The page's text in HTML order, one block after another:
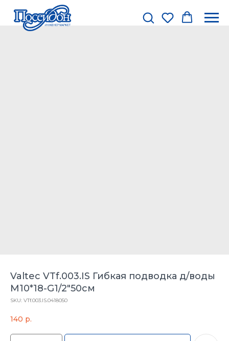
Valtec VTf.003.IS Гибкая подводка д/воды
М10*18-G1/2"50см
SKU: VTf.003.IS.0418050
140 р.